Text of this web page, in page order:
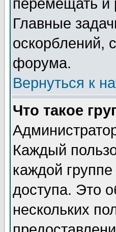
перемещать и
Главные
оскорблений,
форума.
Вернуться к
Что такое
Каждый
каждой
доступа. Это
нескольких